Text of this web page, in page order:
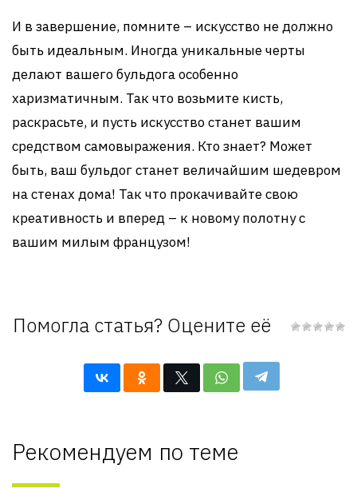
И в завершение, помните – искусство не должно
быть идеальным. Иногда уникальные черты
делают вашего бульдога особенно
харизматичным. Так что возьмите кисть,
раскрасьте, и пусть искусство станет вашим
средством самовыражения. Кто знает? Может
быть, ваш бульдог станет величайшим шедевром
на стенах дома! Так что прокачивайте свою
креативность и вперед – к новому полотну с
вашим милым французом!
Помогла статья? Оцените её
Рекомендуем по теме